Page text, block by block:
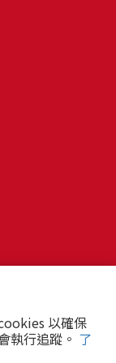
以確保
執行追蹤。 了
幼犬最適合開始訓
）。3-16週是社會
如廁訓練需要多久
」，並引導至適
。限制活動範圍並
底清理。Q5: 幼犬
戒、焦慮）。訓練
反應，確保充分
攻擊行為，破壞
始。不強迫互動，
。Q8: 幼犬分離焦
開和返家時保持低
儀式。每隻幼犬
軟或拉稀。如果
「鬧脾氣」。冬
天補充水分，可
重點提醒：換季
助毛孩適應！ 貓
感染（如蛔蟲、鈎
營養吸收，長期
蟲（幼貓建議每
狀態，如果還伴隨
貓咪拉肚子超過 2
拉肚子原因5. 情緒
的腸胃！過度緊
讓貓咪拉肚子。
壓力一大，腸胃
固定。給貓咪陪
擔心！其實只要
掉毛情況。從梳
能幫助貓咪維持
器就是各種梳子
梳理可以幫貓咪
次，長毛貓則建議
備橡膠刷、鬃毛刷
快的日常儀式，
的舒適感！預防
要洗澡」這個想法
死毛和皮屑，減少
足夠，過度洗澡反
精，洗後一定要
害怕洗澡，可以
觀察一下貓咪的
貓碗$300貓窩
$1,000一次性養貓
的「寶座」，當
在家中還是需要擺
相同，能給予貓
：貓砂盆貓咪排泄
性養貓用品相關
。一次性養貓用品
應外出籠，避免
及用品的一次性
起來不少，但以上